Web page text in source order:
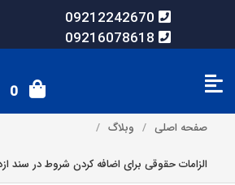
09212242670
09216078618
0
صفحه اصلی وبلاگ
الزامات حقوقی برای اضافه کردن شروط در سند